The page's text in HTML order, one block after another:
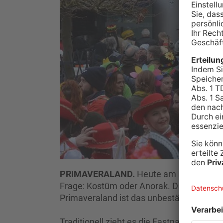
PRIMAVERALAND. Heute am
Frage: Kostüm oder Anorak. Das einzig
Primaveraland ist das unbeständige